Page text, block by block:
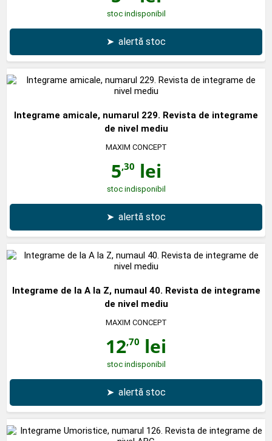
stoc indisponibil
➤ alertă stoc
Integrame amicale, numarul 229. Revista de integrame
de nivel mediu
MAXIM CONCEPT
5,30 lei
stoc indisponibil
➤ alertă stoc
Integrame de la A la Z, numaul 40. Revista de integrame
de nivel mediu
MAXIM CONCEPT
12,70 lei
stoc indisponibil
➤ alertă stoc